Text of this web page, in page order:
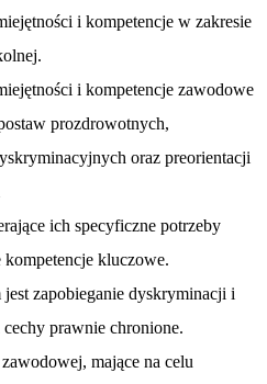
i kompetencje w zakresie
i kompetencje zawodowe
prozdrowotnych,
oraz preorientacji
ich specyficzne potrzeby
kompetencje kluczowe.
zapobieganie dyskryminacji i
prawnie chronione.
mające na celu